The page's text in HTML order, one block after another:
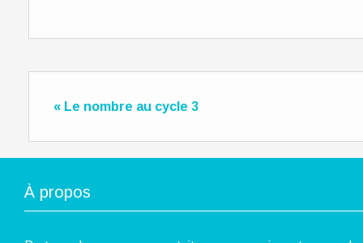
« Le nombre au cycle 3
À propos